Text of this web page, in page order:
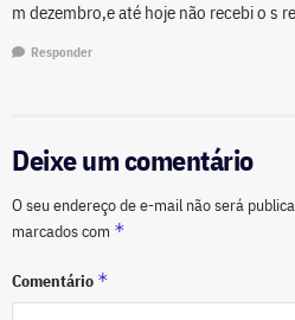
m dezembro,e até hoje não recebi o s
Responder
Deixe um comentário
O seu endereço de e-mail não será
marcados com *
Comentário *